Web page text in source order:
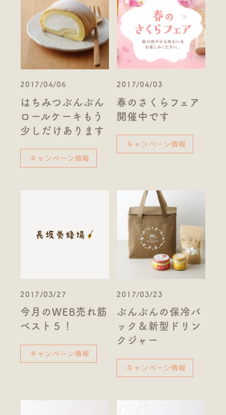
2017/04/06
はちみつぶんぶん
ロールケーキもう
少しだけあります
キャンペーン情報
2017/04/03
春のさくらフェア
開催中です
キャンペーン情報
2017/03/27
今月のWEB売れ筋
ベスト５！
キャンペーン情報
2017/03/23
ぶんぶんの保冷バ
ック＆新型ドリン
クジャー
キャンペーン情報